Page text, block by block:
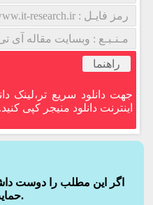
رمز فایـل : www.it-research.ir
مـنـبـع : وبسایت مقاله آی
راهنما
جهت دانلود سریع تر،لینک
اینترنت دانلود منیجر کپی کنید.
اگر این مطلب را دوست
حمایت کنید.